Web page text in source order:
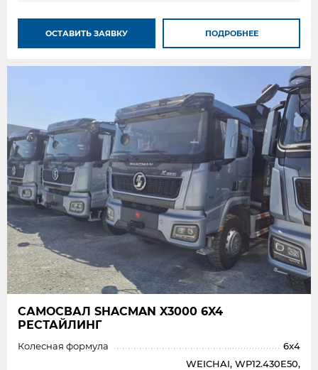
ОСТАВИТЬ ЗАЯВКУ ПОДРОБНЕЕ
САМОСВАЛ SHAСMAN X3000 6X4
РЕСТАЙЛИНГ
Колесная формула 6x4
WEICHAI, WP12.430E50,